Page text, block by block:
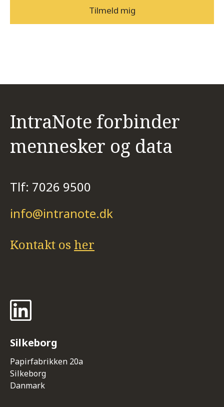
IntraNote forbinder
mennesker og data
Tlf: 7026 9500
info@intranote.dk
Kontakt os her
Silkeborg
Papirfabrikken 20a
Silkeborg
Danmark